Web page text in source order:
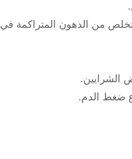
من الدهون المتراكمة في
الشرايين.
ضغط الدم.